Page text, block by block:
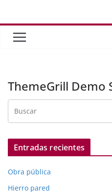
contenido
ThemeGrill Demo
Entradas recientes
Obra pública
Hierro pared